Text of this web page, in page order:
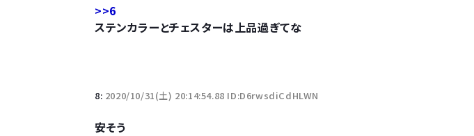
>>6
ステンカラーとチェスターは上品過ぎてな
8: 2020/10/31(土) 20:14:54.88 ID:D6rwsdiCdHLWN
安そう